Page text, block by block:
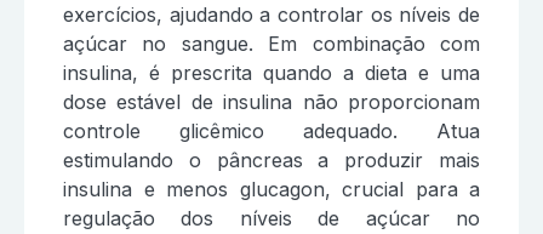
exercícios, ajudando a controlar os níveis de
açúcar no sangue. Em combinação com
insulina, é prescrita quando a dieta e uma
dose estável de insulina não proporcionam
controle glicêmico adequado. Atua
estimulando o pâncreas a produzir mais
insulina e menos glucagon, crucial para a
regulação dos níveis de açúcar no